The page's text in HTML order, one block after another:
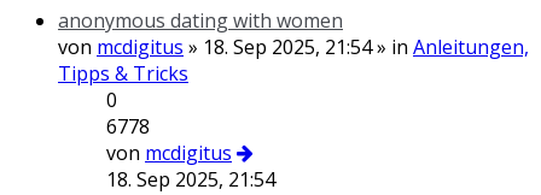
anonymous dating with women
von mcdigitus » 18. Sep 2025, 21:54 » in Anleitungen,
Tipps & Tricks
0
6778
von mcdigitus
18. Sep 2025, 21:54